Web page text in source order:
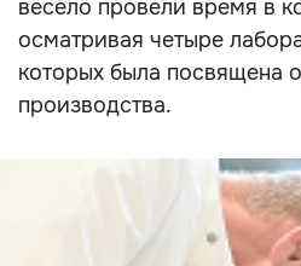
весело провели время в
осматривая четыре
которых была посвящена
производства.